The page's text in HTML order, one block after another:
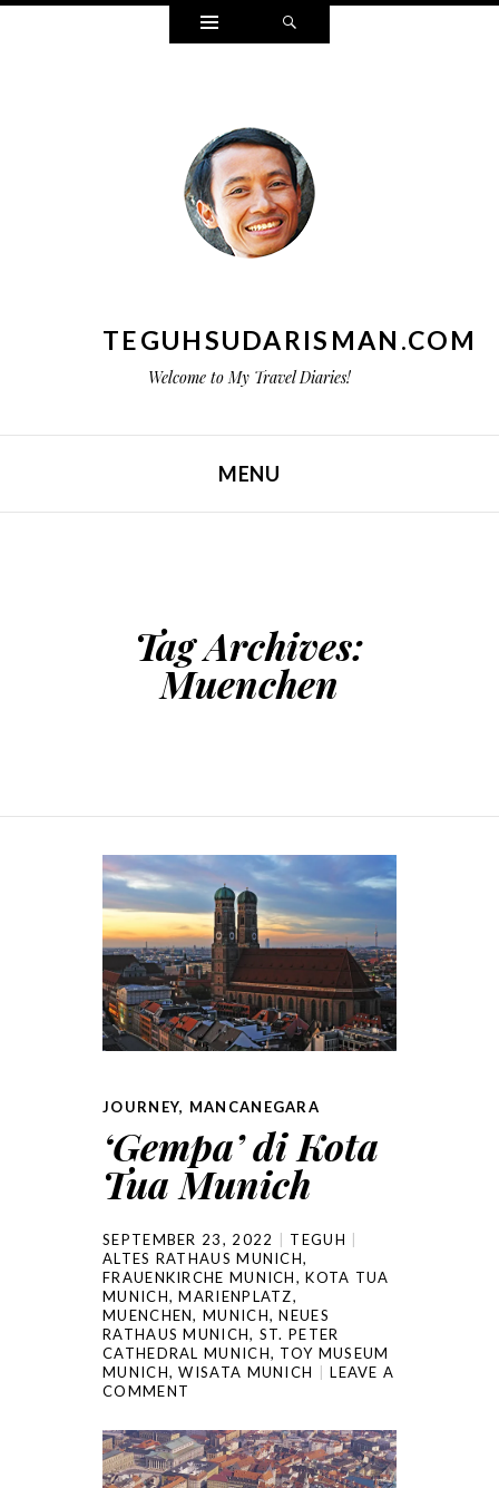
Widgets
TEGUHSUDARISMAN.COM
Welcome to My Travel Diaries!
MENU
Tag Archives:
Muenchen
JOURNEY, MANCANEGARA
‘Gempa’ di Kota
Tua Munich
SEPTEMBER 23, 2022
TEGUH
ALTES RATHAUS MUNICH,
FRAUENKIRCHE MUNICH,KOTA TUA
MUNICH,MARIENPLATZ,
MUENCHEN,MUNICH,NEUES
RATHAUS MUNICH, ST. PETER
CATHEDRAL MUNICH, TOY MUSEUM
MUNICH,WISATA MUNICH
LEAVE A
COMMENT